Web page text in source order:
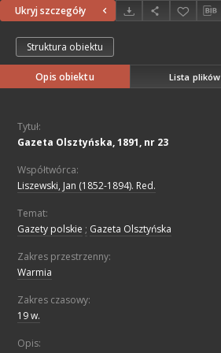
Ukryj szczegóły
Struktura obiektu
Opis obiektu Lista plików
Tytuł:
Gazeta Olsztyńska, 1891, nr 23
Współtwórca:
Liszewski, Jan (1852-1894). Red.
Temat:
Gazety polskie ; Gazeta Olsztyńska
Zakres przestrzenny:
Warmia
Zakres czasowy:
19 w.
Opis: